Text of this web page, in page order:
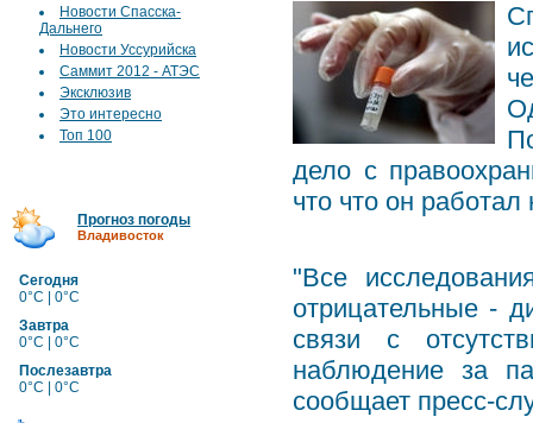
Новости Спасска-
Дальнего
Новости Уссурийска
Саммит 2012 - АТЭС
Эксклюзив
Это интересно
Топ 100
Прогноз погоды
Владивосток
Сегодня
0°C | 0°C
Завтра
0°C | 0°C
Послезавтра
0°C | 0°C
дело с
что что он
"Все
отрицательные -
связи с
наблюдение за
сообщает пресс-